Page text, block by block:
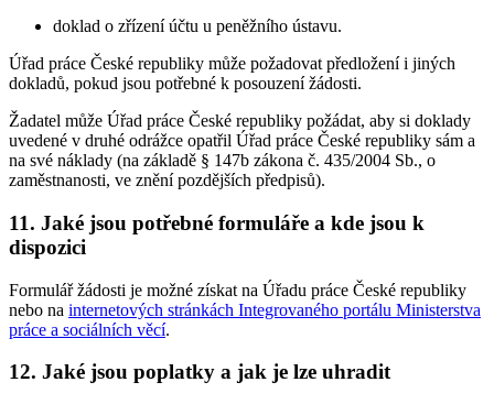
doklad o zřízení účtu u peněžního ústavu.
Úřad práce České republiky může požadovat předložení i jiných
dokladů, pokud jsou potřebné k posouzení žádosti.
Žadatel může Úřad práce České republiky požádat, aby si doklady
uvedené v druhé odrážce opatřil Úřad práce České republiky sám a
na své náklady (na základě § 147b zákona č. 435/2004 Sb., o
zaměstnanosti, ve znění pozdějších předpisů).
11. Jaké jsou potřebné formuláře a kde jsou k
dispozici
Formulář žádosti je možné získat na Úřadu práce České republiky
nebo na internetových stránkách Integrovaného portálu Ministerstva
práce a sociálních věcí.
12. Jaké jsou poplatky a jak je lze uhradit